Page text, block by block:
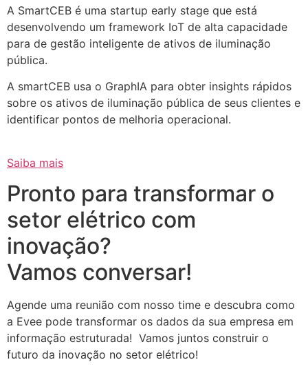
A SmartCEB é uma startup early stage que está
desenvolvendo um framework IoT de alta capacidade
para de gestão inteligente de ativos de iluminação
pública.
A smartCEB usa o GraphIA para obter insights rápidos
sobre os ativos de iluminação pública de seus clientes e
identificar pontos de melhoria operacional.
Saiba mais
Pronto para transformar o
setor elétrico com
inovação?
Vamos conversar!
Agende uma reunião com nosso time e descubra como
a Evee pode transformar os dados da sua empresa em
informação estruturada! Vamos juntos construir o
futuro da inovação no setor elétrico!